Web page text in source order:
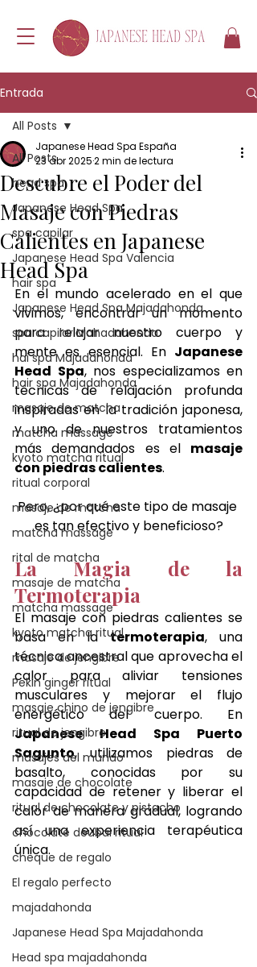
Entrada
All Posts
head spa
Japanese Head Spa
spa capilar
Japanese Head Spa Valencia
hair spa
Japanese Head Spa Majadahonda
spa capilar Mahadahonda
hai spa Majadahonda
hair spa Majadahonda
masaje de matcha
matcha massage
kyoto matcha ritual
ritual corporal
masaje de matcha
matcha massage
rital de matcha
masaje de matcha
matcha massage
kyoto matcha ritual
masaje de jengibre
Pekin ginger ritual
masaje chino de jengibre
ritual de jengibre
masajes del mundo
masaje de chocolate
ritual de chocolate y pistacho
chocolate deubai ritual
cheque de regalo
El regalo perfecto
majadahonda
Japanese Head Spa Majadahonda
Head spa majadahonda
All Posts
Descubre el Poder del
Masaje con Piedras
Calientes en Japanese
Head Spa
Japanese Head Spa España
23 abr 20252 min de lectura
En el mundo acelerado en el que
vivimos, encontrar un momento
para relajar nuestro cuerpo y
mente es esencial. En Japanese
Head Spa, nos especializamos en
técnicas de relajación profunda
inspiradas en la tradición japonesa,
y uno de nuestros tratamientos
más demandados es el masaje
con piedras calientes.
Pero, ¿por qué este tipo de masaje
es tan efectivo y beneficioso?
La Magia de la
Termoterapia
El masaje con piedras calientes se
basa en la termoterapia, una
técnica ancestral que aprovecha el
calor para aliviar tensiones
musculares y mejorar el flujo
Japanese Head Spa Puerto
Sagunto, utilizamos piedras de
basalto, conocidas por su
capacidad de retener y liberar el
calor de manera gradual, logrando
así una experiencia terapéutica
única.